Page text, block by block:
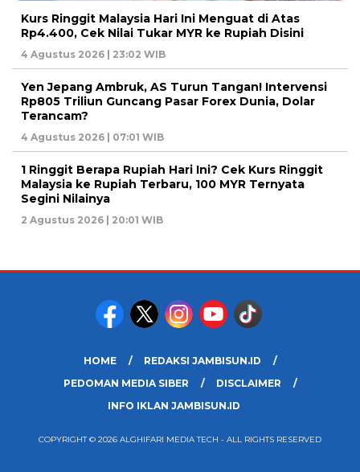
Kurs Ringgit Malaysia Hari Ini Menguat di Atas
Rp4.400, Cek Nilai Tukar MYR ke Rupiah Disini
4 Agustus 2026 | 23:02 WIB
Yen Jepang Ambruk, AS Turun Tangan! Intervensi
Rp805 Triliun Guncang Pasar Forex Dunia, Dolar
Terancam?
4 Agustus 2026 | 07:01 WIB
1 Ringgit Berapa Rupiah Hari Ini? Cek Kurs Ringgit
Malaysia ke Rupiah Terbaru, 100 MYR Ternyata
Segini Nilainya
2 Agustus 2026 | 20:01 WIB
HOME
REDAKSI JAMBISUN.ID
PEDOMAN MEDIA SIBER
DISCLAIMER
INFO IKLAN JAMBISUN.ID
COPYRIGHT © 2026 ALGHIFARI MEDIA TECH - ALL RIGHTS RESERVED